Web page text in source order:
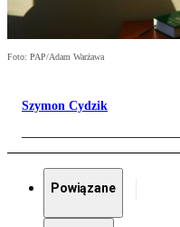
Foto: PAP/Adam Warżawa
Szymon Cydzik
Powiązane